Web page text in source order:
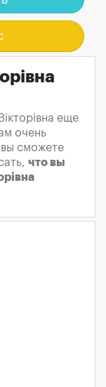
еще
очень
сможете
что вы